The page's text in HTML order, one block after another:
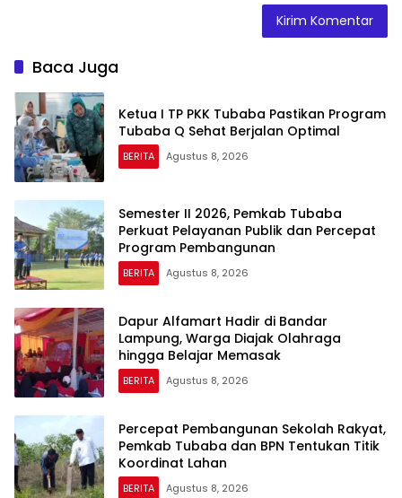
Baca Juga
Ketua I TP PKK Tubaba Pastikan Program
Tubaba Q Sehat Berjalan Optimal
BERITA Agustus 8, 2026
Semester II 2026, Pemkab Tubaba
Perkuat Pelayanan Publik dan Percepat
Program Pembangunan
BERITA Agustus 8, 2026
Dapur Alfamart Hadir di Bandar
Lampung, Warga Diajak Olahraga
hingga Belajar Memasak
BERITA Agustus 8, 2026
Percepat Pembangunan Sekolah Rakyat,
Pemkab Tubaba dan BPN Tentukan Titik
Koordinat Lahan
BERITA Agustus 8, 2026